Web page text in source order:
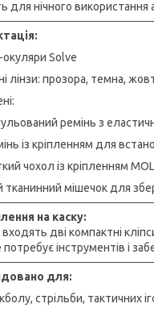
для нічного використання
Solve
лінзи: прозора, темна,
ремінь з
із кріпленням для
чохол із кріпленням
тканинний мішечок для
на каску:
дві компактні
інструментів і
для:
стрільби, тактичних